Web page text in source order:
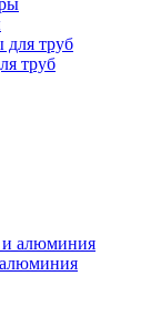
труб
алюминия